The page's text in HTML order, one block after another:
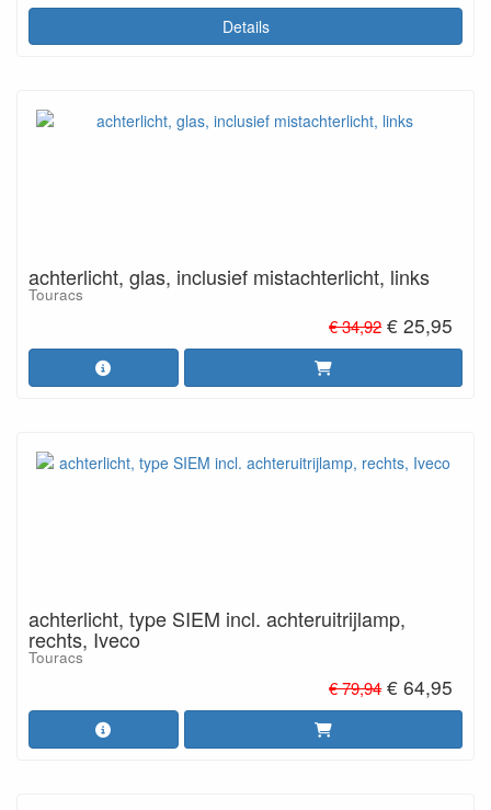
Details
achterlicht, glas, inclusief mistachterlicht, links
Touracs
€ 34,92 € 25,95
achterlicht, type SIEM incl. achteruitrijlamp,
rechts, Iveco
Touracs
€ 79,94 € 64,95